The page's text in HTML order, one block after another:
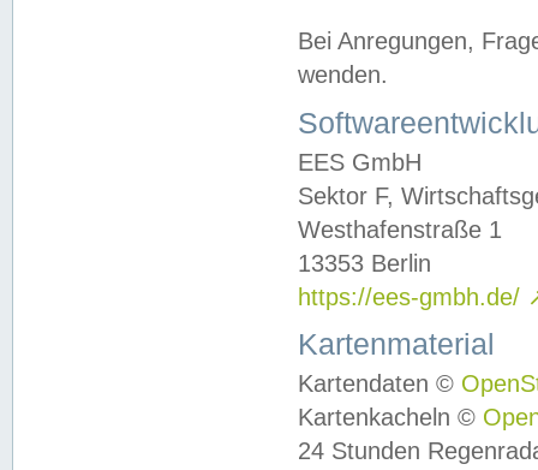
Bei Anregungen,
wenden.
EES GmbH
Sektor F,
Westhafenstraße 1
13353 Berlin
https://ees-gmbh.de/
Kartenmaterial
Kartendaten ©
Kartenkacheln ©
24 Stunden